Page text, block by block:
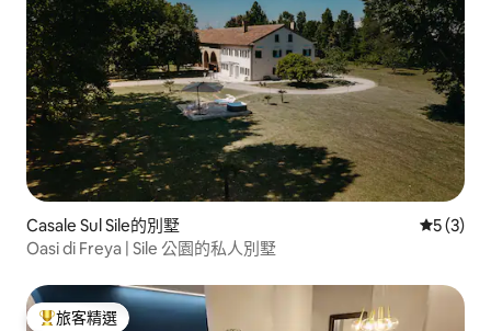
Casale Sul Sile的別墅 從 3 則評
5 (3)
Oasi di Freya | Sile 公園的私人別墅
旅客精選